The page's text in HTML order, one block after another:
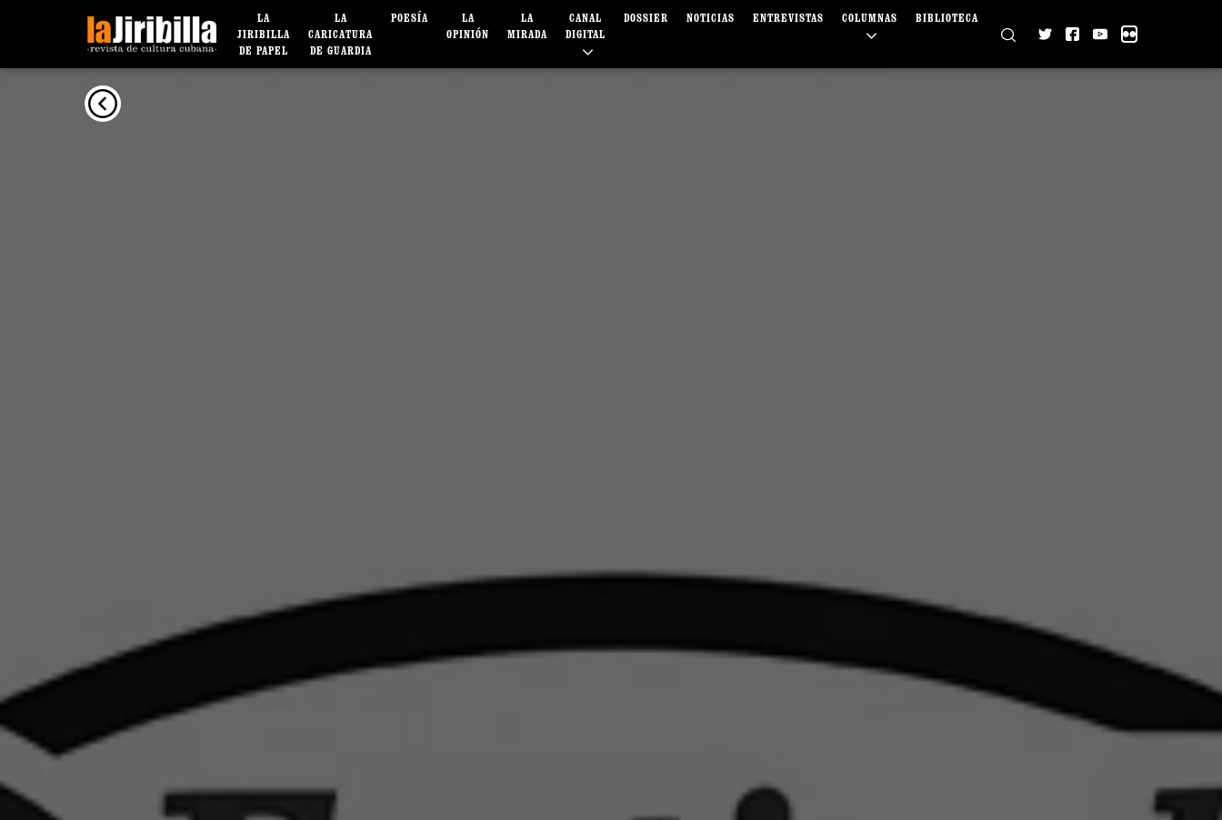
LA
JIRIBILLA
DE PAPEL
LA
CARICATURA
DE GUARDIA
POESÍA
LA
OPINIÓN
LA
MIRADA
CANAL
DIGITAL
DOSSIER NOTICIAS ENTREVISTAS COLUMNAS BIBLIOTECA